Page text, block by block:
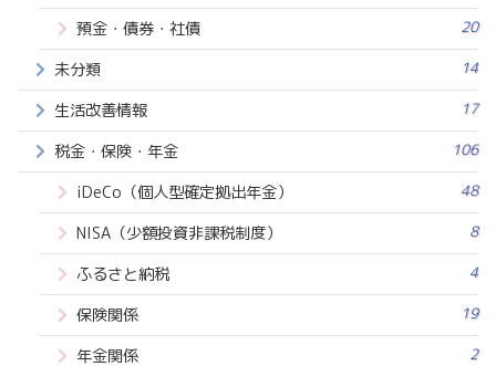
預金・債券・社債 20
未分類 14
生活改善情報 17
税金・保険・年金 106
iDeCo（個人型確定拠出年金） 48
NISA（少額投資非課税制度） 8
ふるさと納税 4
保険関係 19
年金関係 2